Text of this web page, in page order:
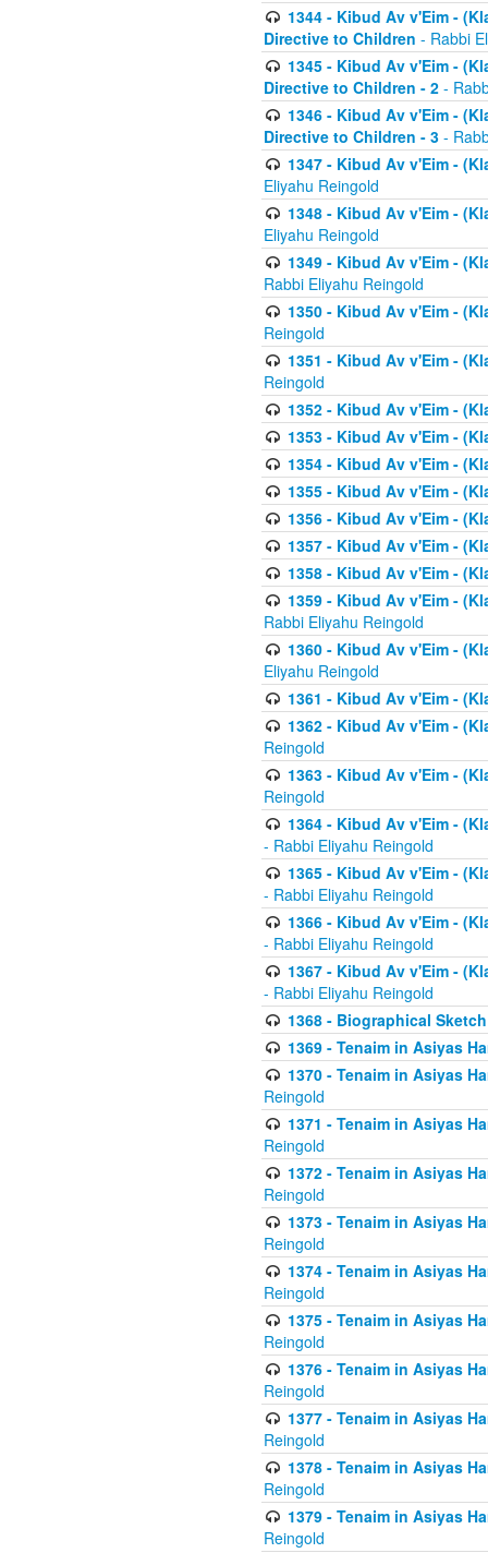
1344 - Kibud Av v'Eim -
Directive to Children - Rabbi
1345 - Kibud Av v'Eim -
Directive to Children - 2 -
1346 - Kibud Av v'Eim -
Directive to Children - 3 -
1347 - Kibud Av v'Eim -
Eliyahu Reingold
1348 - Kibud Av v'Eim -
Eliyahu Reingold
1349 - Kibud Av v'Eim -
Rabbi Eliyahu Reingold
1350 - Kibud Av v'Eim -
Reingold
1351 - Kibud Av v'Eim -
Reingold
1352 - Kibud Av v'Eim -
1353 - Kibud Av v'Eim -
1354 - Kibud Av v'Eim -
1355 - Kibud Av v'Eim -
1356 - Kibud Av v'Eim -
1357 - Kibud Av v'Eim -
1358 - Kibud Av v'Eim -
1359 - Kibud Av v'Eim -
Rabbi Eliyahu Reingold
1360 - Kibud Av v'Eim -
Eliyahu Reingold
1361 - Kibud Av v'Eim -
1362 - Kibud Av v'Eim -
Reingold
1363 - Kibud Av v'Eim -
Reingold
1364 - Kibud Av v'Eim -
- Rabbi Eliyahu Reingold
1365 - Kibud Av v'Eim -
- Rabbi Eliyahu Reingold
1366 - Kibud Av v'Eim -
- Rabbi Eliyahu Reingold
1367 - Kibud Av v'Eim -
- Rabbi Eliyahu Reingold
1368 - Biographical
1369 - Tenaim in Asiyas
1370 - Tenaim in Asiyas
Reingold
1371 - Tenaim in Asiyas
Reingold
1372 - Tenaim in Asiyas
Reingold
1373 - Tenaim in Asiyas
Reingold
1374 - Tenaim in Asiyas
Reingold
1375 - Tenaim in Asiyas
Reingold
1376 - Tenaim in Asiyas
Reingold
1377 - Tenaim in Asiyas
Reingold
1378 - Tenaim in Asiyas
Reingold
1379 - Tenaim in Asiyas
Reingold